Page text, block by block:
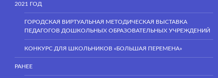
2021 ГОД
ГОРОДСКАЯ ВИРТУАЛЬНАЯ МЕТОДИЧЕСКАЯ ВЫСТАВКА
ПЕДАГОГОВ ДОШКОЛЬНЫХ ОБРАЗОВАТЕЛЬНЫХ УЧРЕЖДЕНИЙ
КОНКУРС ДЛЯ ШКОЛЬНИКОВ «БОЛЬШАЯ ПЕРЕМЕНА»
РАНЕЕ